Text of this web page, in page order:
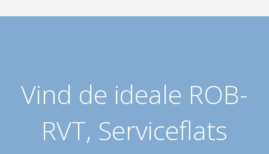
Vind de ideale ROB-
RVT, Serviceflats